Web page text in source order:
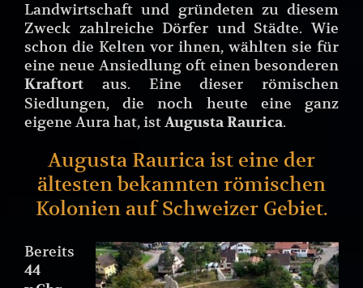
Landwirtschaft und gründeten zu diesem
Zweck zahlreiche Dörfer und Städte. Wie
schon die Kelten vor ihnen, wählten sie für
eine neue Ansiedlung oft einen besonderen
Kraftort aus. Eine dieser römischen
Siedlungen, die noch heute eine ganz
eigene Aura hat, istAugusta Raurica.
Augusta Raurica ist eine der
ältesten bekannten römischen
Kolonien auf Schweizer Gebiet.
Bereits
44